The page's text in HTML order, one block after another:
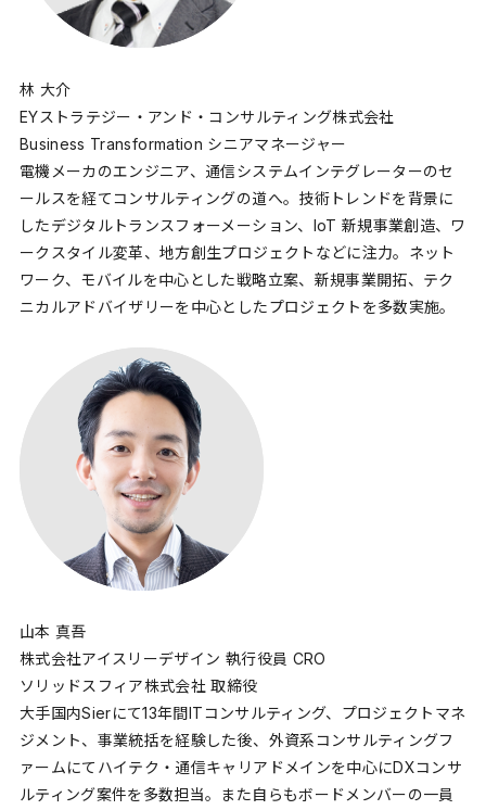
林 大介
EYストラテジー・アンド・コンサルティング株式会社
Business Transformation シニアマネージャー
電機メーカのエンジニア、通信システムインテグレーターのセ
ールスを経てコンサルティングの道へ。技術トレンドを背景に
したデジタルトランスフォーメーション、IoT 新規事業創造、ワ
ークスタイル変革、地方創生プロジェクトなどに注力。ネット
ワーク、モバイルを中心とした戦略立案、新規事業開拓、テク
ニカルアドバイザリーを中心としたプロジェクトを多数実施。
山本 真吾
株式会社アイスリーデザイン 執行役員 CRO
ソリッドスフィア株式会社 取締役
大手国内Sierにて13年間ITコンサルティング、プロジェクトマネ
ジメント、事業統括を経験した後、外資系コンサルティングフ
ァームにてハイテク・通信キャリアドメインを中心にDXコンサ
ルティング案件を多数担当。また自らもボードメンバーの一員